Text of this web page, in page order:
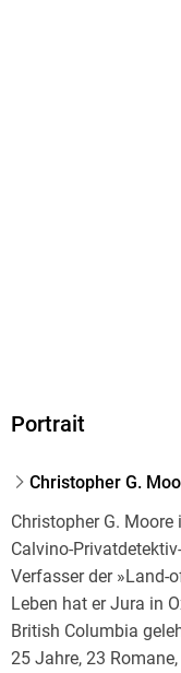
Portrait
Christopher G.
Christopher G.
Calvino-
Verfasser der »Land-
Leben hat er Jura in
British Columbia
25 Jahre, 23